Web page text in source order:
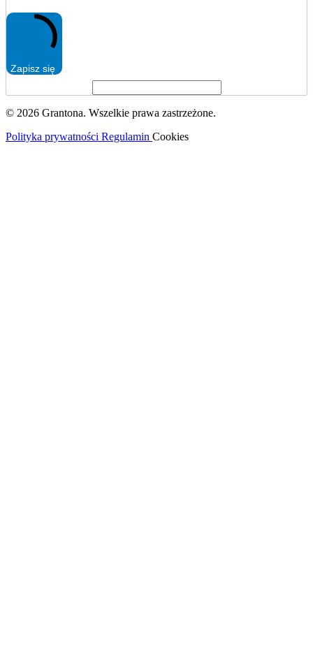
Zapisz się
© 2026 Grantona. Wszelkie prawa zastrzeżone.
Polityka prywatności Regulamin Cookies